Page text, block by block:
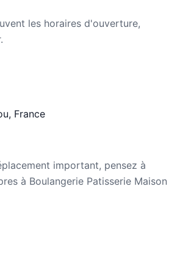
les horaires d'ouverture,
France
important, pensez à
à Boulangerie Patisserie Maison